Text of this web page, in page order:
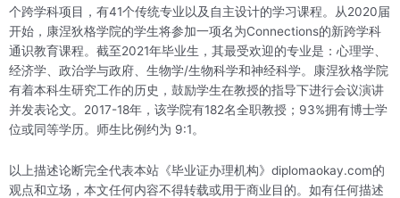
个跨学科项目，有41个传统专业以及自主设计的学习课程。从2020届
开始，康涅狄格学院的学生将参加一项名为Connections的新跨学科
通识教育课程。截至2021年毕业生，其最受欢迎的专业是：心理学、
经济学、政治学与政府、生物学/生物科学和神经科学。康涅狄格学院
有着本科生研究工作的历史，鼓励学生在教授的指导下进行会议演讲
并发表论文。2017-18年，该学院有182名全职教授；93%拥有博士学
位或同等学历。师生比例约为 9:1。
以上描述论断完全代表本站《毕业证办理机构》diplomaokay.com的
观点和立场，本文任何内容不得转载或用于商业目的。如有任何描述